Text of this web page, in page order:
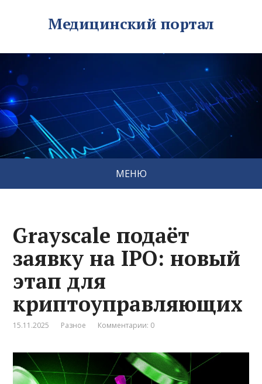
Медицинский портал
МЕНЮ
Grayscale подаёт
заявку на IPO: новый
этап для
криптоуправляющих
15.11.2025 Разное Комментарии: 0